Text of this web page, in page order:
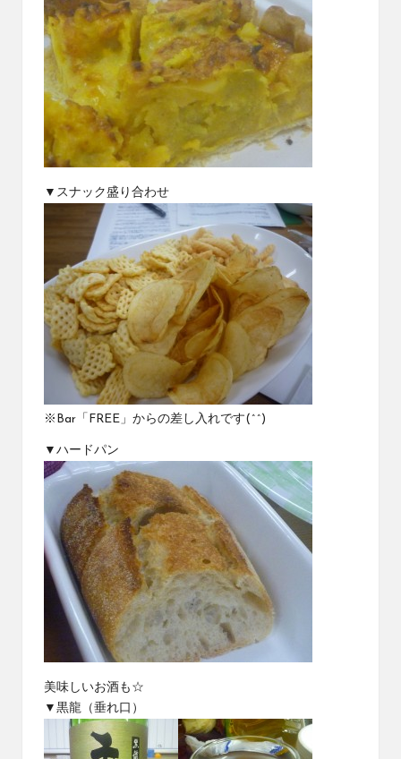
▼スナック盛り合わせ
※Bar「FREE」からの差し入れです(^^)
▼ハードパン
美味しいお酒も☆
▼黒龍（垂れ口）